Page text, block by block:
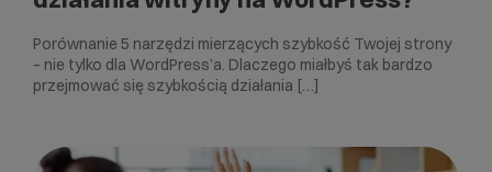
Porównanie 5 narzędzi mierzących szybkość Twojej strony
– nie tylko dla WordPress’a. Dlaczego miałbyś tak bardzo
przejmować się szybkością działania […]